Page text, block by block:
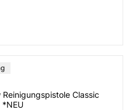
Reinigungspistole Classic
*NEU